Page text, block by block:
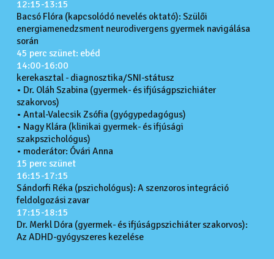
12:15-13:15
Bacsó Flóra (kapcsolódó nevelés oktató): Szülői
energiamenedzsment neurodivergens gyermek navigálása
során
45 perc szünet: ebéd
14:00-16:00
kerekasztal - diagnosztika/SNI-státusz
• Dr. Oláh Szabina (gyermek- és ifjúságpszichiáter
szakorvos)
• Antal-Valecsik Zsófia (gyógypedagógus)
• Nagy Klára (klinikai gyermek- és ifjúsági
szakpszichológus)
• moderátor: Óvári Anna
15 perc szünet
16:15-17:15
Sándorfi Réka (pszichológus): A szenzoros integráció
feldolgozási zavar
17:15-18:15
Dr. Merkl Dóra (gyermek- és ifjúságpszichiáter szakorvos):
Az ADHD-gyógyszeres kezelése